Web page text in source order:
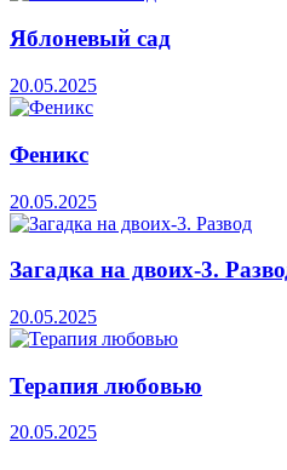
Яблоневый сад
20.05.2025
Феникс
20.05.2025
Загадка на двоих-3.
20.05.2025
Терапия любовью
20.05.2025